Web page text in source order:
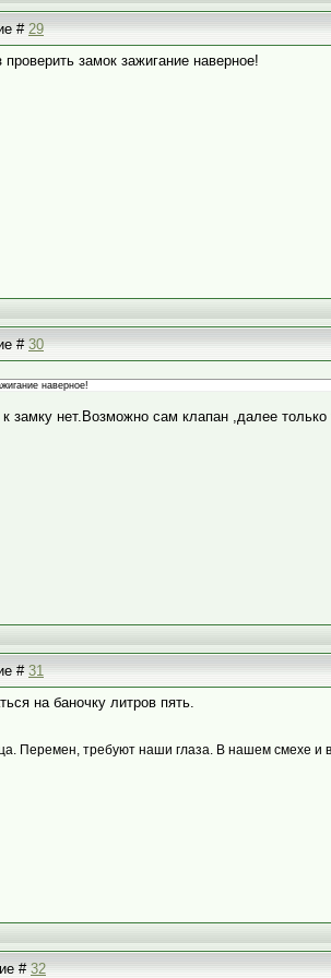
#29
замок зажигание наверное!
#30
наверное!
замку нет.Возможно сам клапан ,далее только
#31
на баночку литров пять.
Перемен, требуют наши глаза. В нашем смехе
#32